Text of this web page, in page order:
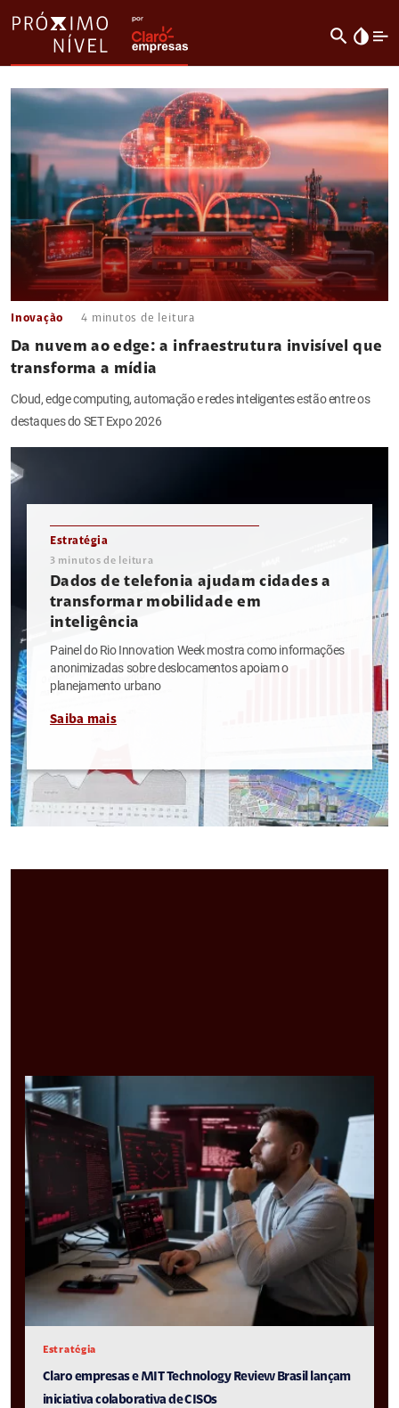
search invert_colors
Inovação 4 minutos de leitura
Da nuvem ao edge: a infraestrutura invisível que
transforma a mídia
Cloud, edge computing, automação e redes inteligentes estão entre os
destaques do SET Expo 2026
Estratégia
3 minutos de leitura
Dados de telefonia ajudam cidades a
transformar mobilidade em
inteligência
Painel do Rio Innovation Week mostra como informações
anonimizadas sobre deslocamentos apoiam o
planejamento urbano
Saiba mais
Estratégia
Claro empresas e MIT Technology Review Brasil lançam
iniciativa colaborativa de CISOs